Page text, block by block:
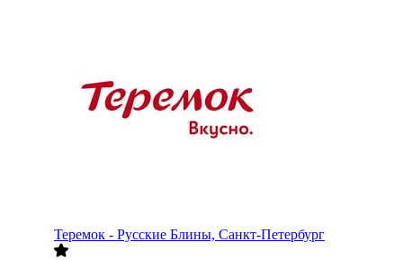
Теремок - Русские Блины, Санкт-Петербург